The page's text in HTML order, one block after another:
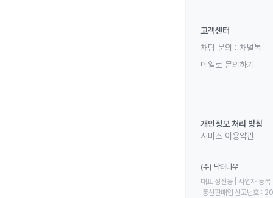
고객센터
채팅 문의 : 채널톡
메일로 문의하기
개인정보 처리 방침
서비스 이용약관
(주) 닥터나우
대표 정진웅 | 사업자
통신판매업 신고번호